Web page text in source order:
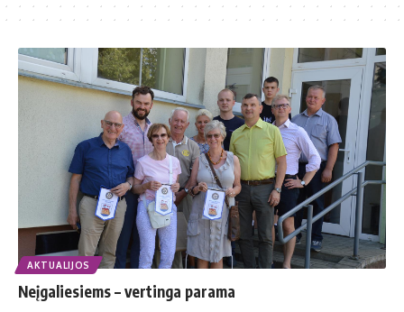
AKTUALIJOS
Neįgaliesiems – vertinga parama